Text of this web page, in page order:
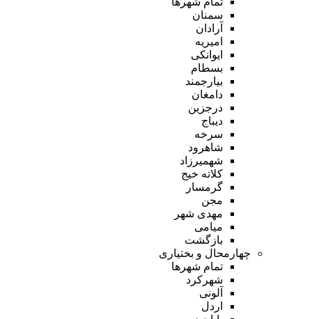
سمنان
آرادان
امیریه
ایوانکی
بسطام
بیارجمند
دامغان
درجزین
دیباج
سرخه
شاهرود
شهمیرزاد
کلاته خیج
گرمسار
مجن
مهدی شهر
میامی
بازگشت
چهارمحال و بختیاری
تمام شهر‌ها
شهرکرد
آلونی
اردل